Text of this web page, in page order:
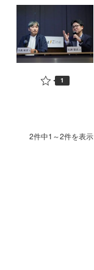
1
2件中1～2件を表示